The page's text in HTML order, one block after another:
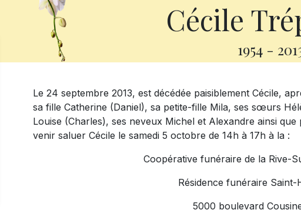
Cécile
1954 -
Le 24 septembre 2013, est décédée paisiblement Cécile,
sa fille Catherine (Daniel), sa petite-fille Mila, ses sœurs
Louise (Charles), ses neveux Michel et Alexandre ainsi que
venir saluer Cécile le samedi 5 octobre de 14h à 17h à la :
Coopérative funéraire de la Rive-
Résidence funéraire Saint-
5000 boulevard